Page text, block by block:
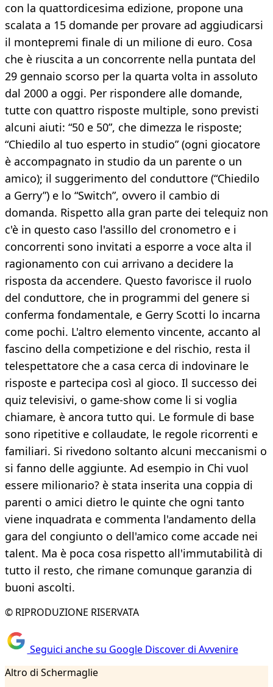
con la quattordicesima edizione, propone una
scalata a 15 domande per provare ad aggiudicarsi
il montepremi finale di un milione di euro. Cosa
che è riuscita a un concorrente nella puntata del
29 gennaio scorso per la quarta volta in assoluto
dal 2000 a oggi. Per rispondere alle domande,
tutte con quattro risposte multiple, sono previsti
alcuni aiuti: “50 e 50”, che dimezza le risposte;
“Chiedilo al tuo esperto in studio” (ogni giocatore
è accompagnato in studio da un parente o un
amico); il suggerimento del conduttore (“Chiedilo
a Gerry”) e lo “Switch”, ovvero il cambio di
domanda. Rispetto alla gran parte dei telequiz non
c'è in questo caso l'assillo del cronometro e i
concorrenti sono invitati a esporre a voce alta il
ragionamento con cui arrivano a decidere la
risposta da accendere. Questo favorisce il ruolo
del conduttore, che in programmi del genere si
conferma fondamentale, e Gerry Scotti lo incarna
come pochi. L'altro elemento vincente, accanto al
fascino della competizione e del rischio, resta il
telespettatore che a casa cerca di indovinare le
risposte e partecipa così al gioco. Il successo dei
quiz televisivi, o game-show come li si voglia
chiamare, è ancora tutto qui. Le formule di base
sono ripetitive e collaudate, le regole ricorrenti e
familiari. Si rivedono soltanto alcuni meccanismi o
si fanno delle aggiunte. Ad esempio in Chi vuol
essere milionario? è stata inserita una coppia di
parenti o amici dietro le quinte che ogni tanto
viene inquadrata e commenta l'andamento della
gara del congiunto o dell'amico come accade nei
talent. Ma è poca cosa rispetto all'immutabilità di
tutto il resto, che rimane comunque garanzia di
buoni ascolti.
© RIPRODUZIONE RISERVATA
Seguici anche su Google Discover di Avvenire
Altro di Schermaglie